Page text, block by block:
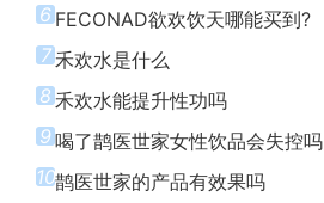
6 FECONAD欲欢饮天哪能买到?
7禾欢水是什么
8 禾欢水能提升性功吗
9喝了鹊医世家女性饮品会失控吗
10鹊医世家的产品有效果吗